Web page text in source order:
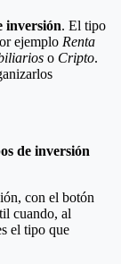
inversión. El tipo
ejemplo Renta
o Cripto.
de inversión
con el botón
cuando, al
el tipo que